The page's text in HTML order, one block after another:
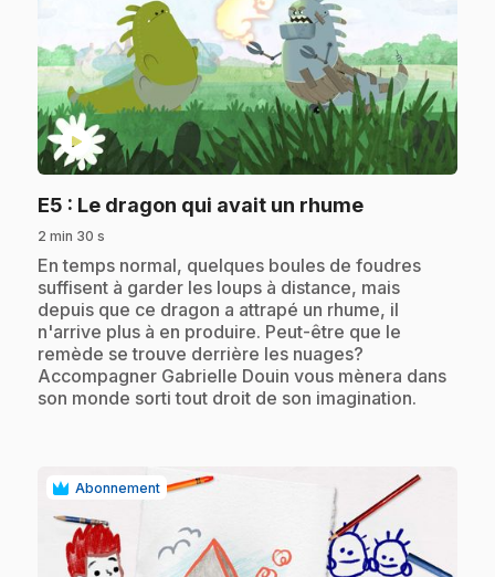
play_circle
E5 : Le dragon qui avait un rhume.
2 min 30 s
.En temps normal, quelques boules de foudres
suffisent à garder les loups à distance, mais
depuis que ce dragon a attrapé un rhume, il
n'arrive plus à en produire. Peut-être que le
remède se trouve derrière les nuages?
Accompagner Gabrielle Douin vous mènera dans
son monde sorti tout droit de son imagination.
Abonnement